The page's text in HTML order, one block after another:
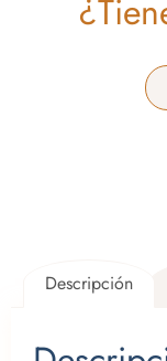
Descripción